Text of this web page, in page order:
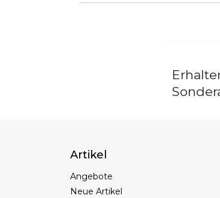
Artikel
Angebote
Neue Artikel